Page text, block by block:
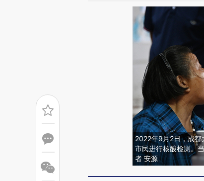
2022年9月2日，成都
市民进行核酸检测。
者 安源